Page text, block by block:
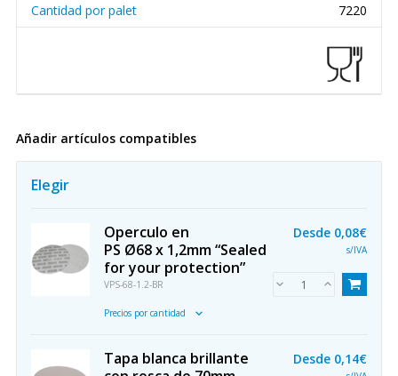
Cantidad por palet 7220
Añadir artículos compatibles
Elegir
Operculo en
PS Ø68 x 1,2mm “Sealed
for your protection”
VPS-68-1.2-BR
Precios por cantidad
Desde 0,08€
s/IVA
Tapa blanca brillante
Desde 0,14€